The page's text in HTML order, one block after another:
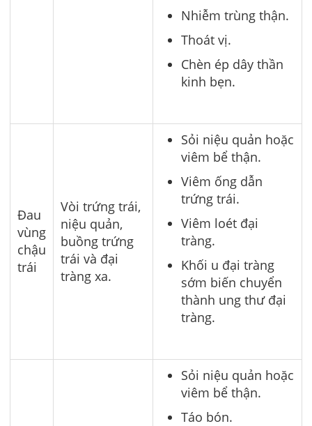
Nhiễm trùng thận.
Thoát vị.
Chèn ép dây thần
kinh bẹn.
Đau
vùng
chậu
trái
Vòi trứng trái,
niệu quản,
buồng trứng
trái và đại
tràng xa.
Sỏi niệu quản hoặc
viêm bể thận.
Viêm ống dẫn
trứng trái.
Viêm loét đại
tràng.
Khối u đại tràng
sớm biến chuyển
thành ung thư đại
tràng.
Sỏi niệu quản hoặc
viêm bể thận.
Táo bón.